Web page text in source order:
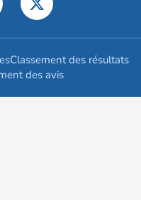
Classement des résultats
des avis